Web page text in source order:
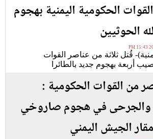
الحكومية اليمنية بهجوم
الحوثيين
قُتل ثلاثة من عناصر القوات
أربعة بهجوم جديد بالطائرا
من القوات الحكومية :
والجرحى في هجوم صاروخي
الجيش اليمني